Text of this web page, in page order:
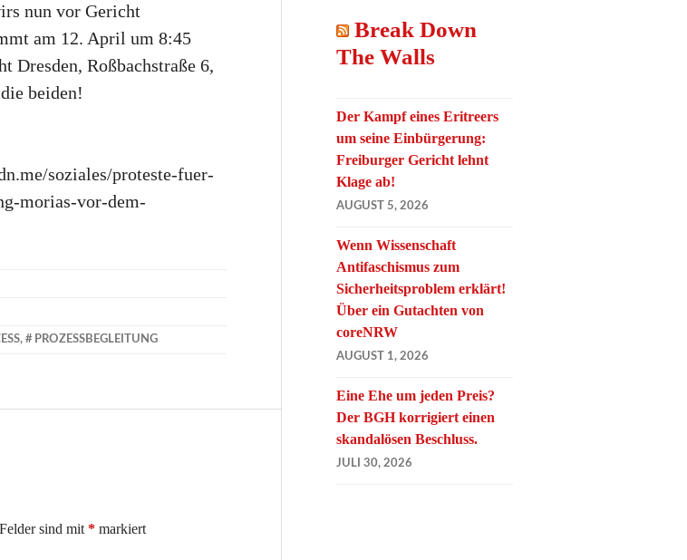
nun vor Gericht
am 12. April um 8:45
Dresden, Roßbachstraße 6,
beiden!
soziales/proteste-fuer-
morias-vor-dem-
, PROZESSBEGLEITUNG
sind mit * markiert
Break Down
The Walls
Der Kampf eines Eritreers
um seine Einbürgerung:
Freiburger Gericht lehnt
Klage ab!
AUGUST 5, 2026
Wenn Wissenschaft
Antifaschismus zum
Sicherheitsproblem erklärt!
Über ein Gutachten von
coreNRW
AUGUST 1, 2026
Eine Ehe um jeden Preis?
Der BGH korrigiert einen
skandalösen Beschluss.
JULI 30, 2026